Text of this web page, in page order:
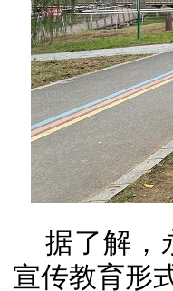
据了解，
宣传教育形